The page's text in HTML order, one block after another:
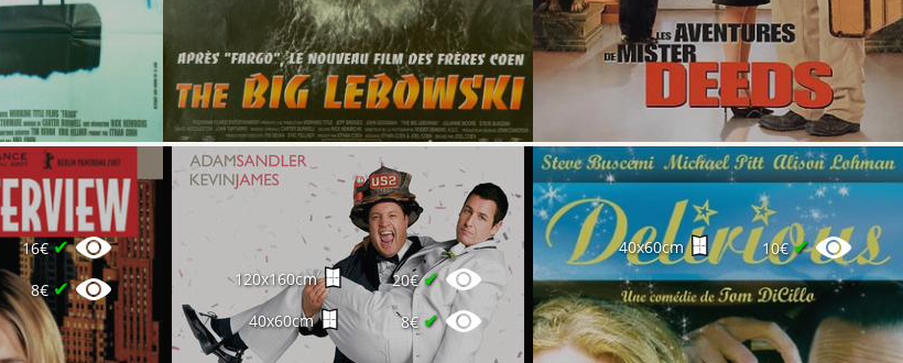
16€✔
8€✔ 120x160cm 20€✔
40x60cm 8€ ✔
40x60cm 10€✔